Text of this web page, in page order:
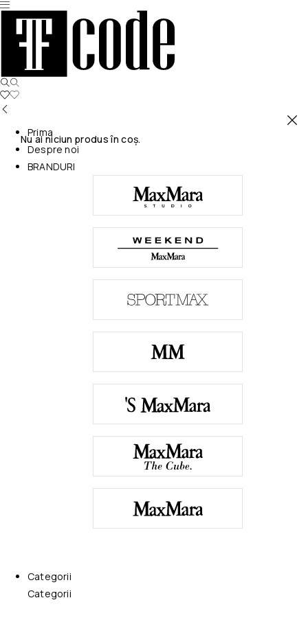
Nu ai niciun produs în coș.
Prima
Despre noi
BRANDURI
Categorii
Categorii